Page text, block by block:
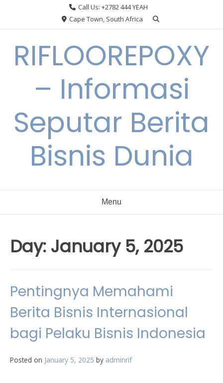
Call Us: +2782 444 YEAH
Cape Town, South Africa
RIFLOOREPOXY
– Informasi
Seputar Berita
Bisnis Dunia
Menu
Day: January 5, 2025
Pentingnya Memahami
Berita Bisnis Internasional
bagi Pelaku Bisnis Indonesia
Posted on January 5, 2025 by adminrif